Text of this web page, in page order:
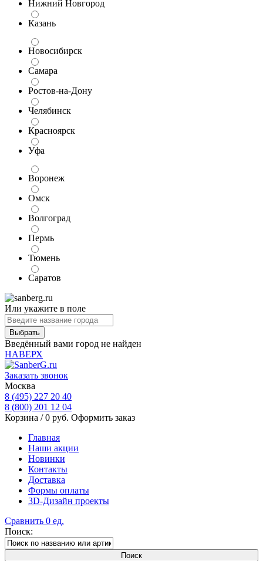
Нижний Новгород
Казань
Новосибирск
Самара
Ростов-на-Дону
Челябинск
Красноярск
Уфа
Воронеж
Омск
Волгоград
Пермь
Тюмень
Саратов
Или укажите в поле
Введённый вами город не найден
НАВЕРХ
Заказать звонок
Москва
8 (495) 227 20 40
8 (800) 201 12 04
Корзина /0 руб. Оформить заказ
Главная
Наши акции
Новинки
Контакты
Доставка
Формы оплаты
3D-Дизайн проекты
Сравнить 0 ед.
Поиск: